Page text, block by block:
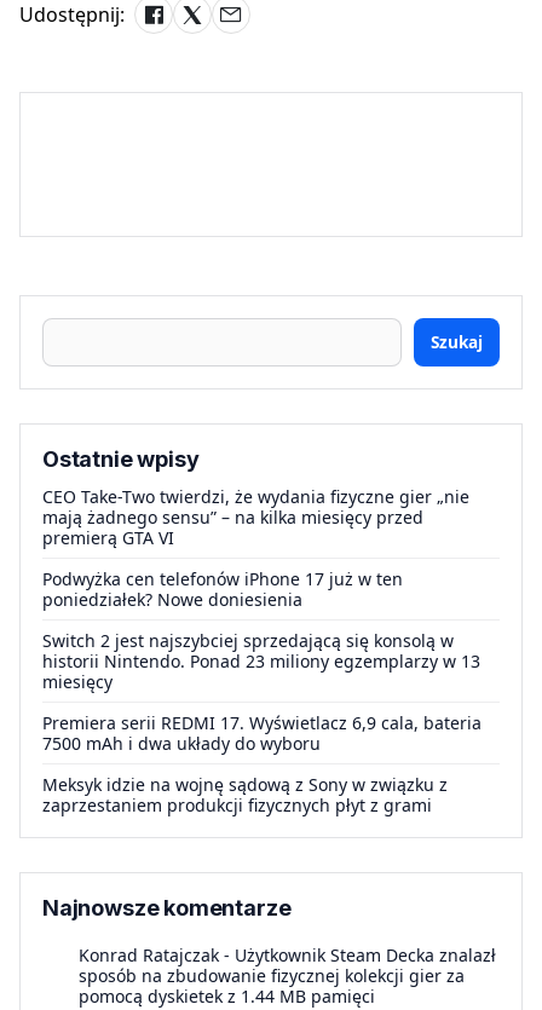
Udostępnij:
Szukaj
Ostatnie wpisy
CEO Take-Two twierdzi, że wydania fizyczne gier „nie
mają żadnego sensu” – na kilka miesięcy przed
premierą GTA VI
Podwyżka cen telefonów iPhone 17 już w ten
poniedziałek? Nowe doniesienia
Switch 2 jest najszybciej sprzedającą się konsolą w
historii Nintendo. Ponad 23 miliony egzemplarzy w 13
miesięcy
Premiera serii REDMI 17. Wyświetlacz 6,9 cala, bateria
7500 mAh i dwa układy do wyboru
Meksyk idzie na wojnę sądową z Sony w związku z
zaprzestaniem produkcji fizycznych płyt z grami
Najnowsze komentarze
Konrad Ratajczak - Użytkownik Steam Decka znalazł
sposób na zbudowanie fizycznej kolekcji gier za
pomocą dyskietek z 1.44 MB pamięci